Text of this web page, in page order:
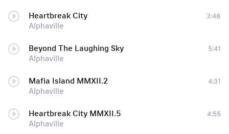
Heartbreak City
Alphaville
3:48
Beyond The Laughing Sky
Alphaville
5:41
Mafia Island MMXII.2
Alphaville
4:31
Heartbreak City MMXII.5
Alphaville
4:55